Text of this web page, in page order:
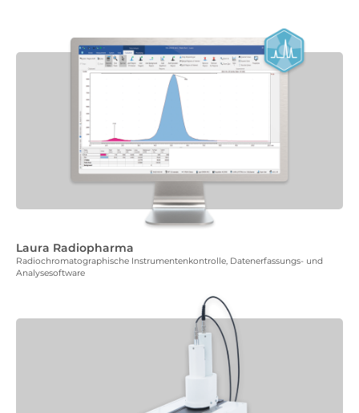
Laura Radiopharma
Radiochromatographische Instrumentenkontrolle, Datenerfassungs- und
Analysesoftware